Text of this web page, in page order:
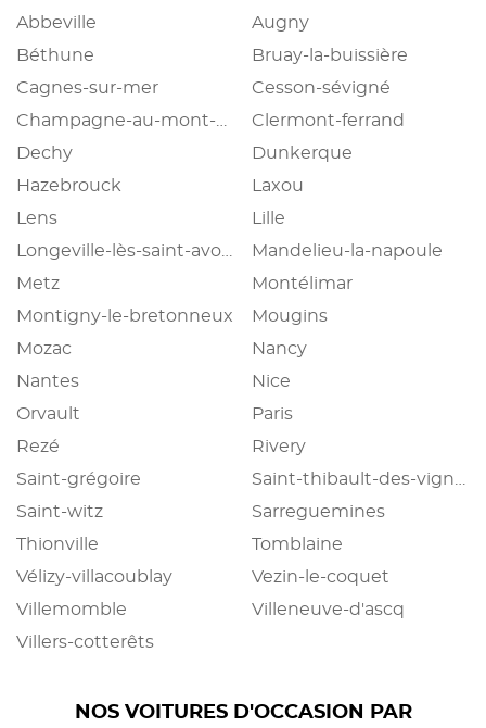
Abbeville
Augny
Béthune
Bruay-la-buissière
Cagnes-sur-mer
Cesson-sévigné
Clermont-ferrand
Dechy
Dunkerque
Hazebrouck
Laxou
Lens
Lille
Mandelieu-la-napoule
Metz
Montélimar
Montigny-le-bretonneux
Mougins
Mozac
Nancy
Nantes
Nice
Orvault
Paris
Rezé
Rivery
Saint-grégoire
Saint-witz
Sarreguemines
Thionville
Tomblaine
Vélizy-villacoublay
Vezin-le-coquet
Villemomble
Villeneuve-d'ascq
Villers-cotterêts
NOS VOITURES D'OCCASION PAR